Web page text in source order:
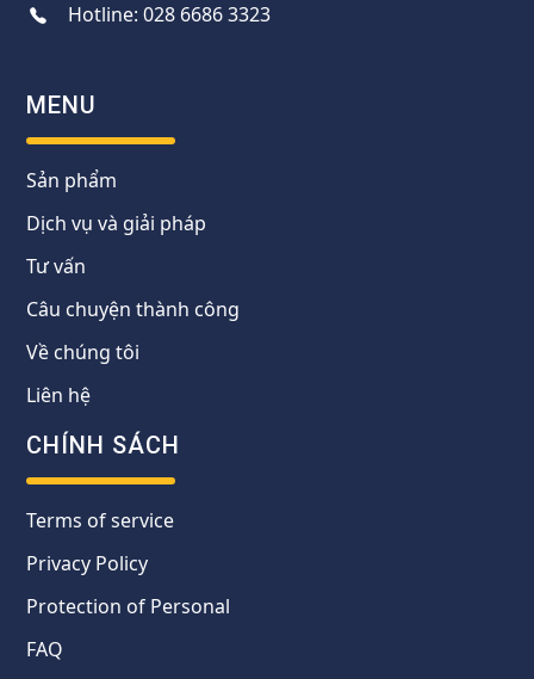
Hotline:028 6686 3323
MENU
Sản phẩm
Dịch vụ và giải pháp
Tư vấn
Câu chuyện thành công
Về chúng tôi
Liên hệ
CHÍNH SÁCH
Terms of service
Privacy Policy
Protection of Personal
FAQ